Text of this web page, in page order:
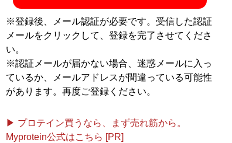
※登録後、メール認証が必要です。受信した認証
メールをクリックして、登録を完了させてくださ
い。
※認証メールが届かない場合、迷惑メールに入っ
ているか、メールアドレスが間違っている可能性
があります。再度ご登録ください。
▶ プロテイン買うなら、まず売れ筋から。
Myprotein公式はこちら [PR]